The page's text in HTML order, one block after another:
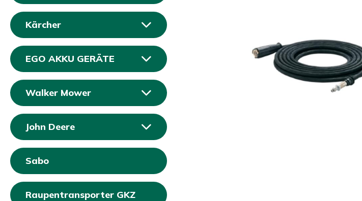
Kärcher
EGO AKKU GERÄTE
Walker Mower
John Deere
Sabo
Raupentransporter GKZ